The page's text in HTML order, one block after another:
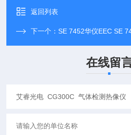
返回列表
下一个：SE 7452华仪EEC SE
在线留